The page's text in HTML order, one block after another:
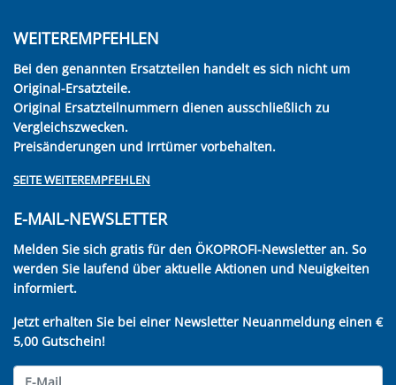
WEITEREMPFEHLEN
Bei den genannten Ersatzteilen handelt es sich nicht um
Original-Ersatzteile.
Original Ersatzteilnummern dienen ausschließlich zu
Vergleichszwecken.
Preisänderungen und Irrtümer vorbehalten.
SEITE WEITEREMPFEHLEN
E-MAIL-NEWSLETTER
Melden Sie sich gratis für den ÖKOPROFI-Newsletter an. So
werden Sie laufend über aktuelle Aktionen und Neuigkeiten
informiert.
Jetzt erhalten Sie bei einer Newsletter Neuanmeldung einen €
5,00 Gutschein!